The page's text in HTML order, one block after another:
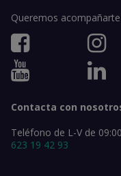
Queremos
Contacta con
Teléfono de L-V de
623 19 42 93